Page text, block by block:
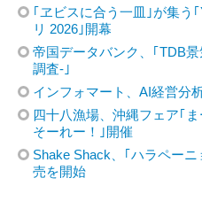
｢ヱビスに合う一皿｣が集う
リ 2026｣開幕
帝国データバンク、｢TDB
調査-｣
インフォマート、AI経営分
四十八漁場、沖縄フェア｢
そーれー！｣開催
Shake Shack、｢ハラペー
売を開始